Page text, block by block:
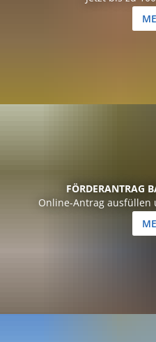
FÖRDERANTRAG
Online-Antrag ausfüllen